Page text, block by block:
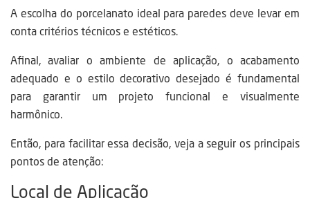
A escolha do porcelanato ideal para paredes deve levar em
conta critérios técnicos e estéticos.
Afinal, avaliar o ambiente de aplicação, o acabamento
adequado e o estilo decorativo desejado é fundamental
para garantir um projeto funcional e visualmente
harmônico.
Então, para facilitar essa decisão, veja a seguir os principais
pontos de atenção:
Local de Aplicação